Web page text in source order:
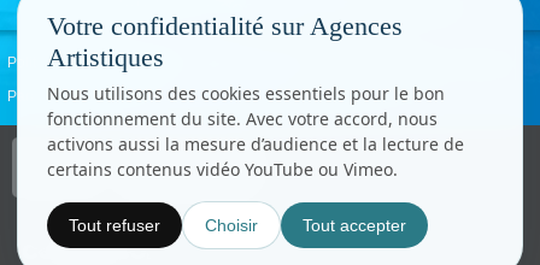
Politique de confidentialité
Paramètres cookies
Copyright © CC.Comunication
Tous droits réservés
Votre confidentialité sur Agences
Artistiques
Nous utilisons des cookies essentiels pour le bon
fonctionnement du site. Avec votre accord, nous
activons aussi la mesure d’audience et la lecture de
certains contenus vidéo YouTube ou Vimeo.
Tout refuser Choisir Tout accepter